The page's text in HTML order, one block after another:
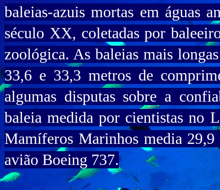
baleias-azuis mortas em águas
século XX, coletadas por
zoológica. As baleias mais
33,6 e 33,3 metros de
algumas disputas sobre a
baleia medida por cientistas no
Mamíferos Marinhos media
avião Boeing 737.